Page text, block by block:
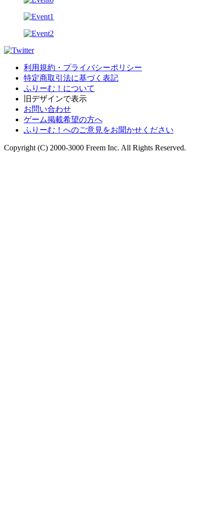
利用規約・プライバシーポリシー
特定商取引法に基づく表記
ふりーむ！について
旧デザインで表示
お問い合わせ
ゲーム掲載希望の方へ
ふりーむ！へのご意見をお聞かせください
Copyright (C) 2000-3000 Freem Inc. All Rights Reserved.